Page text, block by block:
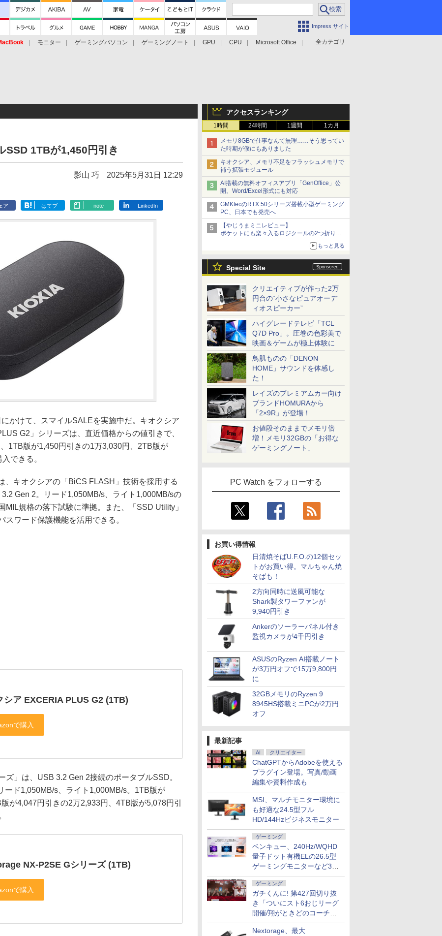
Impress サイト
全カテゴリ
モニター ゲーミングパソコン ゲーミングノート GPU CPU
Microsoft Office
アクセスランキング
1時間 24時間 1週間 1カ月
メモリ8GBで仕事なんて無理……そう思ってい
た時期が僕にもありました
キオクシア、メモリ不足をフラッシュメモリで
補う拡張モジュール
AI搭載の無料オフィスアプリ「GenOffice」公
開。Word/Excel形式にも対応
GMKtecのRTX 50シリーズ搭載小型ゲーミング
PC、日本でも発売へ
【やじうまミニレビュー】
ポケットにも楽々入るロジクールの2つ折りマ
ウス「Mobi Fold」。その気になるギミックと
もっと見る
Special Site
クリエイティブが作った2万
円台の“小さなピュアオーデ
ィオスピーカー”
ハイグレードテレビ「TCL
Q7D Pro」。圧巻の色彩美で
映画＆ゲームが極上体験に
鳥肌ものの「DENON
HOME」サウンドを体感し
た！
レイズのプレミアムカー向け
ブランドHOMURAから
「2×9R」が登場！
お値段そのままでメモリ倍
増！メモリ32GBの「お得な
ゲーミングノート」
PC Watch をフォローする
お買い得情報
日清焼そばU.F.O.の12個セッ
トがお買い得。マルちゃん焼
そばも！
2方向同時に送風可能な
Shark製タワーファンが
9,940円引き
Ankerのソーラーパネル付き
監視カメラが4千円引き
ASUSのRyzen AI搭載ノート
が3万円オフで15万9,800円
に
32GBメモリのRyzen 9
8945HS搭載ミニPCが2万円
オフ
最新記事
AI クリエイター
ChatGPTからAdobeを使える
プラグイン登場。写真/動画
編集や資料作成も
MSI、マルチモニター環境に
も好適な24.5型フル
HD/144Hzビジネスモニター
ゲーミング
ベンキュー、240Hz/WQHD
量子ドット有機ELの26.5型
ゲーミングモニターなど3機
種
ゲーミング
ガチくんに! 第427回切り抜
き「ついにスト6おじリーグ
開催/翔がときどのコーチ就
任など」
Nextorage、最大
SSD 1TBが1,450円引き
影山 巧 2025年5月31日 12:29
ア はてブ note LinkedIn
かけて、スマイルSALEを実施中だ。キオクシア
G2」シリーズは、直近価格からの値引きで、
1TB版が1,450円引きの1万3,030円、2TB版が
できる。
キオクシアの「BiCS FLASH」技術を採用する
Gen 2。リード1,050MB/s、ライト1,000MB/sの
MIL規格の落下試験に準拠。また、「SSD Utility」
ワード保護機能を活用できる。
シア EXCERIA PLUS G2 (1TB)
」は、USB 3.2 Gen 2接続のポータブルSSD。
ード1,050MB/s、ライト1,000MB/s。1TB版が
が4,047円引きの2万2,933円、4TB版が5,078円引
NX-P2SE Gシリーズ (1TB)